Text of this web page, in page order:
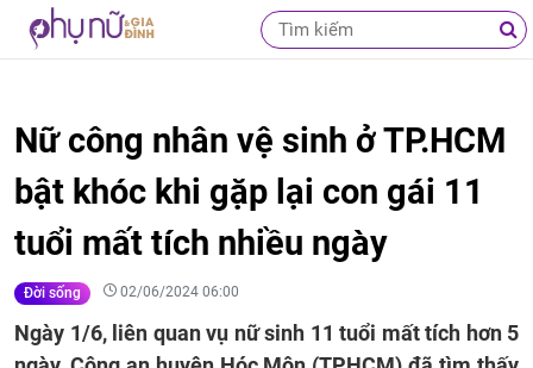
Nữ công nhân vệ sinh ở TP.HCM
bật khóc khi gặp lại con gái 11
tuổi mất tích nhiều ngày
Đời sống 02/06/2024 06:00
Ngày 1/6, liên quan vụ nữ sinh 11 tuổi mất tích hơn 5